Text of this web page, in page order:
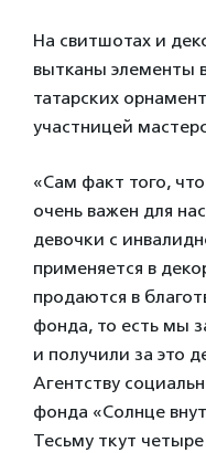
На свитшотах и
вытканы элементы
татарских
участницей
«Сам факт того,
очень важен для
девочки с
применяется в
продаются в
фонда, то есть мы
и получили за это
Агентству
фонда «Солнце
Тесьму ткут